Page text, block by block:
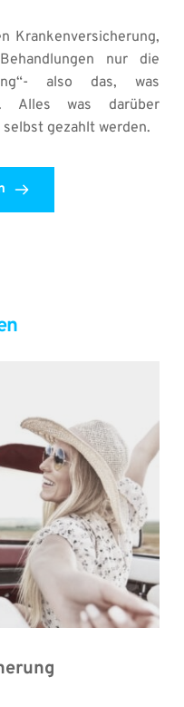
Krankenversicherung,
nur die
also das, was
Alles was darüber
gezahlt werden.